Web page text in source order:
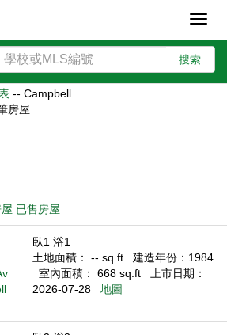
搜索
-- Campbell
房屋
已售房屋
臥1 浴1
土地面積： -- sq.ft
建造年份：1984
室內面積： 668 sq.ft
上市日期：
2026-07-28
地圖